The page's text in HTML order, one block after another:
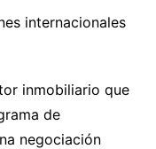
internacionales
inmobiliario que
de
negociación